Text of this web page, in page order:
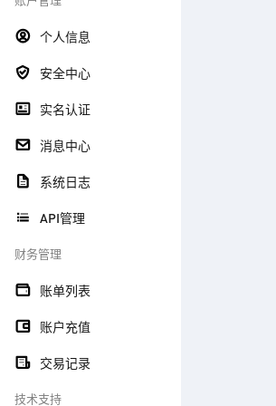
个人信息
安全中心
实名认证
消息中心
系统日志
API管理
财务管理
账单列表
账户充值
交易记录
技术支持